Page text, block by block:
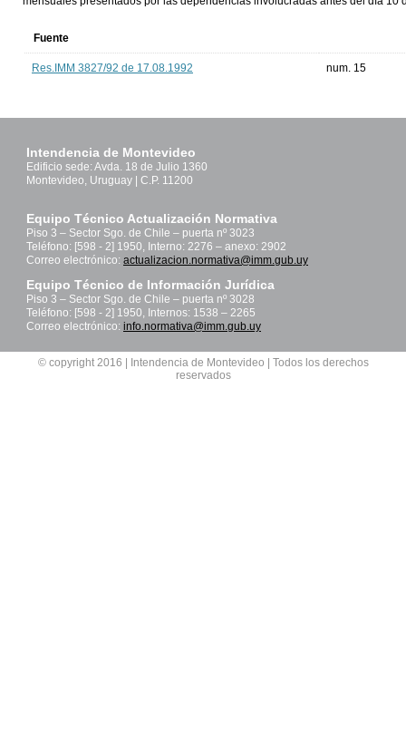
Fuente
Res.IMM 3827/92 de 17.08.1992 num. 15
Intendencia de Montevideo
Edificio sede: Avda. 18 de Julio 1360
Montevideo, Uruguay | C.P. 11200
Equipo Técnico Actualización Normativa
Piso 3 – Sector Sgo. de Chile – puerta nº 3023
Teléfono: [598 - 2] 1950, Interno: 2276 – anexo: 2902
Correo electrónico: actualizacion.normativa@imm.gub.uy
Equipo Técnico de Información Jurídica
Piso 3 – Sector Sgo. de Chile – puerta nº 3028
Teléfono: [598 - 2] 1950, Internos: 1538 – 2265
Correo electrónico: info.normativa@imm.gub.uy
© copyright 2016 | Intendencia de Montevideo | Todos los derechos
reservados